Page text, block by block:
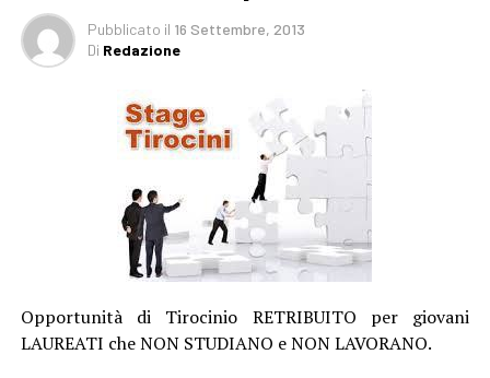
Pubblicato il 16 Settembre, 2013
Di Redazione
Opportunità di Tirocinio RETRIBUITO per giovani
LAUREATI che NON STUDIANO e NON LAVORANO.